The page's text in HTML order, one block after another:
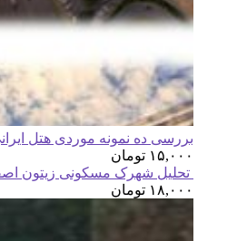
بررسی ده نمونه موردی هتل ایرانی و
۱۵,۰۰۰ تومان
تحلیل شهرک مسکونی زیتون
۱۸,۰۰۰ تومان